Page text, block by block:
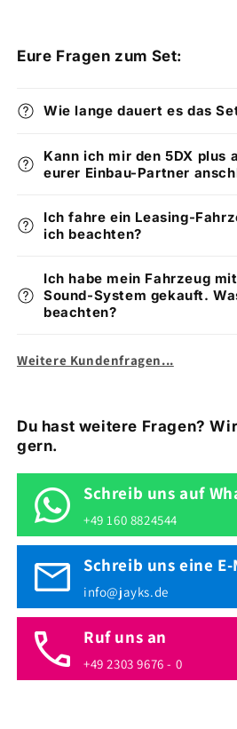
Eure Fragen zum Set:
Wie lange dauert es das
Kann ich mir den 5DX plus
eurer Einbau-Partner
Ich fahre ein Leasing-
ich beachten?
Ich habe mein Fahrzeug
Sound-System gekauft.
beachten?
Weitere Kundenfragen...
Du hast weitere Fragen?
gern.
Schreib uns auf
+49 160 8824544
Schreib uns eine
info@jayks.de
Ruf uns an
+49 2303 9676 - 0